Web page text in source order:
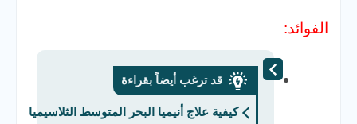
الفوائد:
قد ترغب أيضاً بقراءة
كيفية علاج أنيميا البحر المتوسط الثلاسيميا